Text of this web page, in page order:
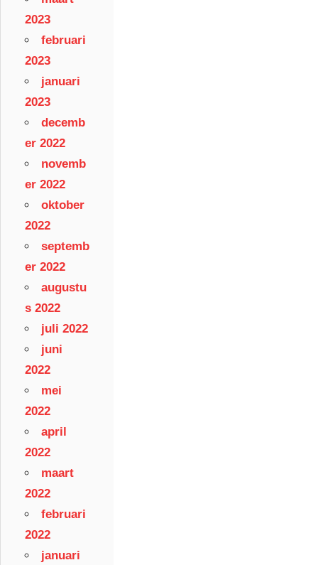
2023
februari
2023
januari
2023
decemb
er 2022
novemb
er 2022
oktober
2022
septemb
er 2022
augustu
s 2022
juli 2022
juni
2022
mei
2022
april
2022
maart
2022
februari
2022
januari